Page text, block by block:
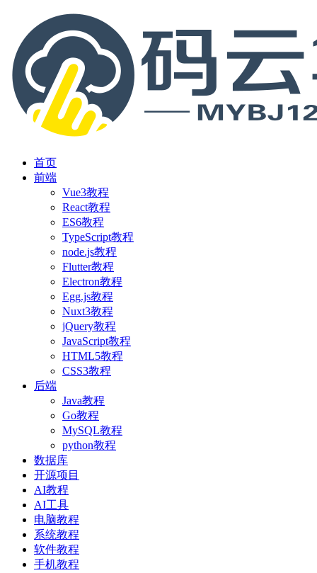
首页
前端
Vue3教程
React教程
ES6教程
TypeScript教程
node.js教程
Flutter教程
Electron教程
Egg.js教程
Nuxt3教程
jQuery教程
JavaScript教程
HTML5教程
CSS3教程
后端
Java教程
Go教程
MySQL教程
python教程
数据库
开源项目
AI教程
AI工具
电脑教程
系统教程
软件教程
手机教程